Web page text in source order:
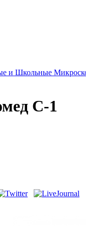
и Школьные
С-1